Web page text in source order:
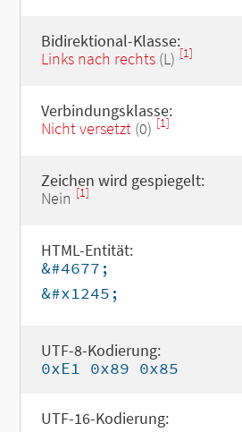
Bidirektional-Klasse:
Links nach rechts(L) [1]
Verbindungsklasse:
Nicht versetzt(0) [1]
Zeichen wird gespiegelt:
Nein [1]
HTML-Entität:
&#4677;
&#x1245;
UTF-8-Kodierung:
0xE1 0x89 0x85
UTF-16-Kodierung: